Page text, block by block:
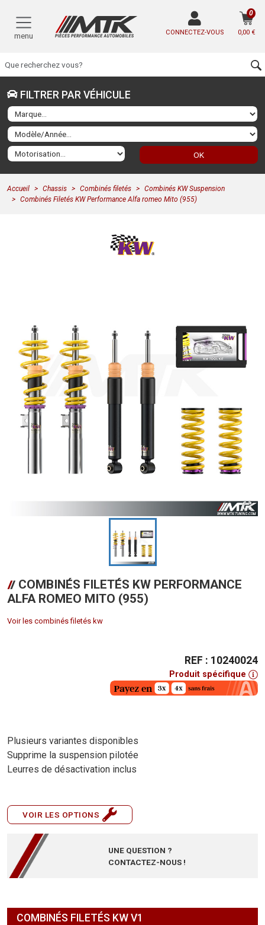
menu CONNECTEZ-VOUS 0,00 €
0
FILTRER PAR VÉHICULE
OK
Accueil Chassis Combinés filetés
Combinés KW Suspension
Combinés Filetés KW Performance Alfa romeo Mito (955)
COMBINÉS FILETÉS KW PERFORMANCE
ALFA ROMEO MITO (955)
Voir les combinés filetés kw
REF : 10240024
Produit spécifique
Plusieurs variantes disponibles
Supprime la suspension pilotée
Leurres de désactivation inclus
VOIR LES OPTIONS
UNE QUESTION ?
CONTACTEZ-NOUS !
COMBINÉS FILETÉS KW V1